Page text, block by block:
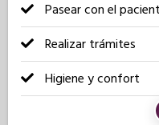
Pasear con el
Realizar trámites
Higiene y confort